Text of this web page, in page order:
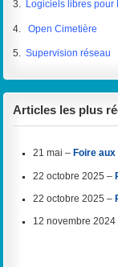
3. Logiciels libres pour
4. Open Cimetière
5.Supervision réseau
Articles les plus
21 mai – Foire aux
22 octobre 2025 –
22 octobre 2025 –
12 novembre 2024